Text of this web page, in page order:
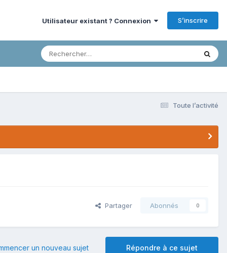
Utilisateur existant ? Connexion S’inscrire
Toute l’activité
Partager Abonnés 0
Répondre à ce sujet
un nouveau sujet